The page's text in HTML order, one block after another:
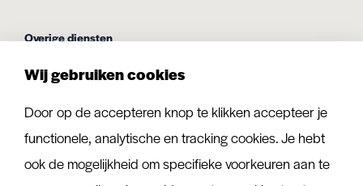
Overige diensten
Vloerverwarming
Houten vloer vervangen
Vloer egaliseren
Wij gebruiken cookies
Door op de accepteren knop te klikken accepteer je
functionele, analytische en tracking cookies. Je hebt
ook de mogelijkheid om specifieke voorkeuren aan te